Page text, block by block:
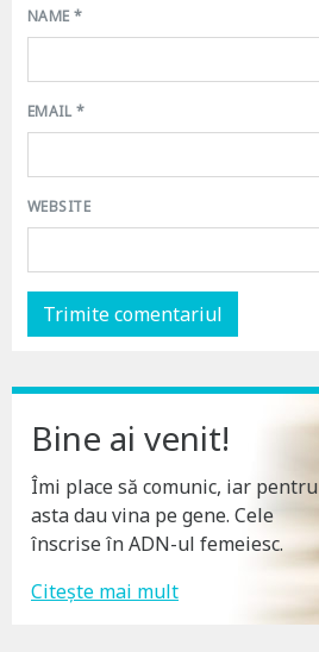
NAME*
EMAIL*
WEBSITE
Bine ai venit!
Îmi place să comunic, iar pentru
asta dau vina pe gene. Cele
înscrise în ADN-ul femeiesc.
Citește mai mult